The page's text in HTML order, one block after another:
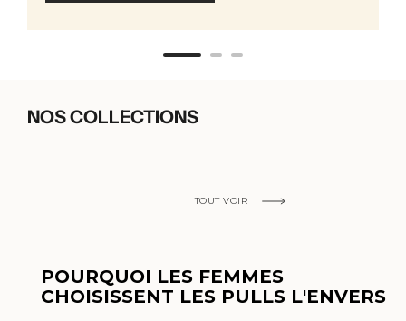
NOS COLLECTIONS
TOUT VOIR
POURQUOI LES FEMMES
CHOISISSENT LES PULLS L'ENVERS